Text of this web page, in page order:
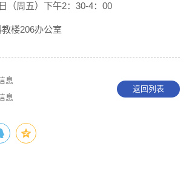
（周五）下午2：30-4：00
楼206办公室
息
息
返回列表